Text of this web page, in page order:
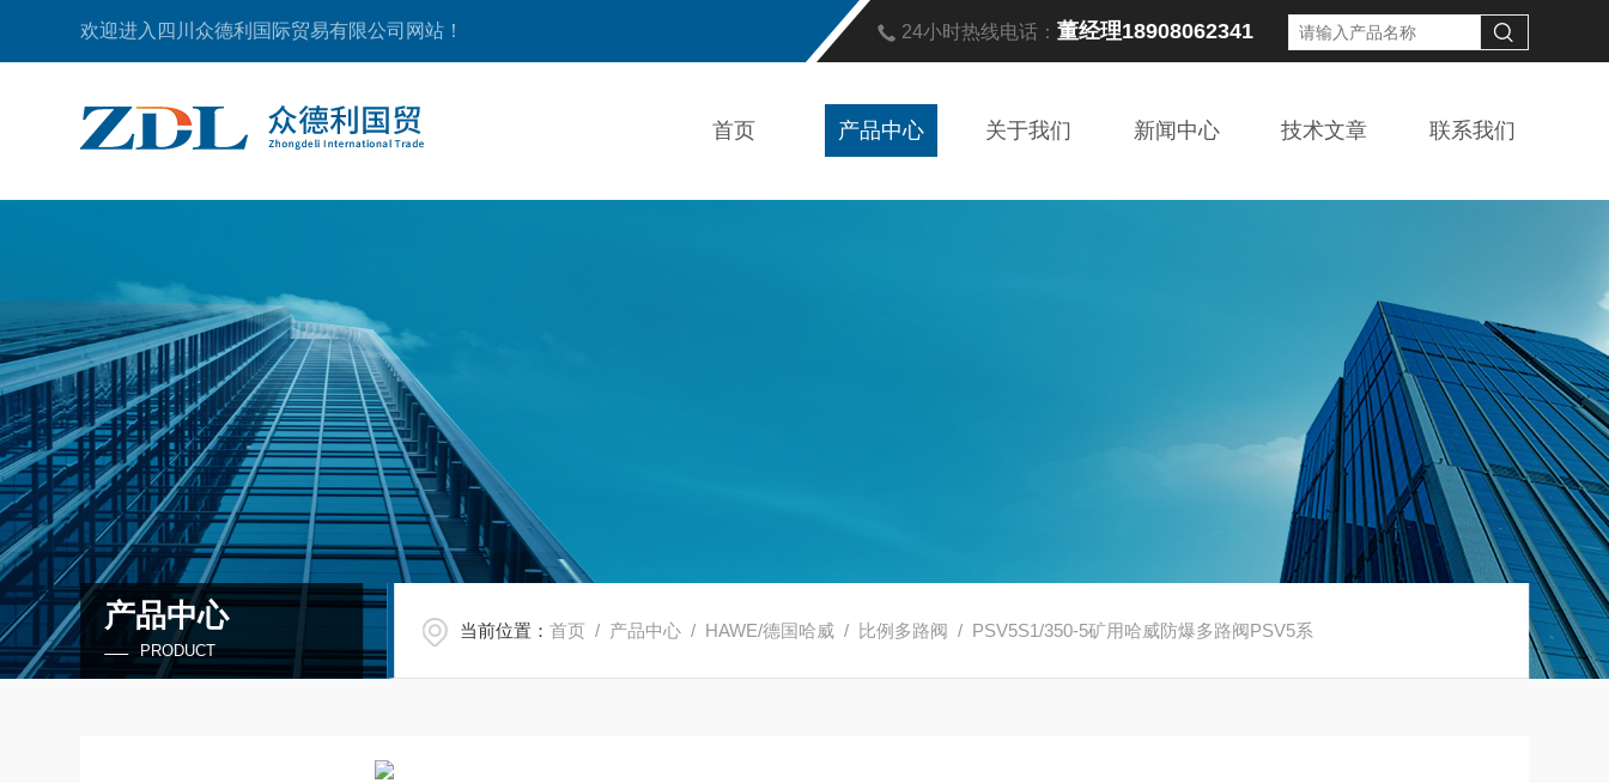
欢迎进入四川众德利国际贸易有限公司网站！ 24小时热线电话：董经理18908062341
首页 产品中心 关于我们 新闻中心 技术文章 联系我们
产品中心
PRODUCT
当前位置：首页 / 产品中心 / HAWE/德国哈威 / 比例多路阀 / PSV5S1/350-5矿用哈威防爆多路阀PSV5系